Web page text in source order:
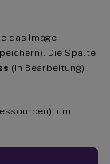
das Image
Die Spalte
(In Bearbeitung)
um